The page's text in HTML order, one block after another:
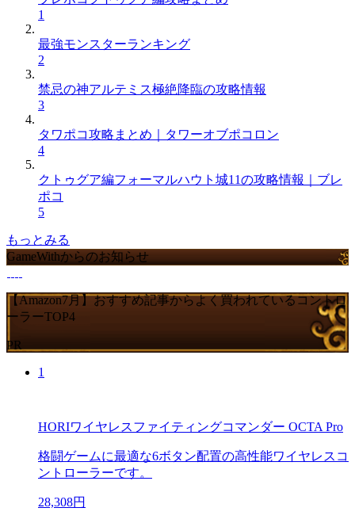
1
最強モンスターランキング
2
禁忌の神アルテミス極絶降臨の攻略情報
3
タワポコ攻略まとめ｜タワーオブポコロン
4
クトゥグア編フォーマルハウト城11の攻略情報｜ブレ
ポコ
5
もっとみる
GameWithからのお知らせ
【Amazon7月】おすすめ記事からよく買われているコントロ
ーラーTOP4
PR
1
HORIワイヤレスファイティングコマンダー OCTA Pro
格闘ゲームに最適な6ボタン配置の高性能ワイヤレスコ
ントローラーです。
28,308円